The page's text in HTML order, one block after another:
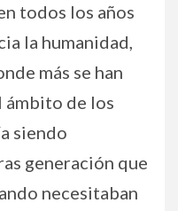
todos los años
la humanidad,
más se han
ámbito de los
siendo
generación que
necesitaban